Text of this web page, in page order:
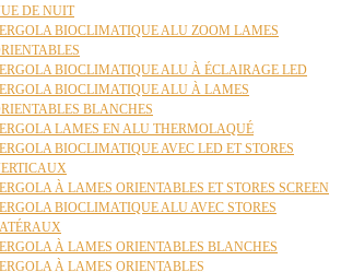
DE NUIT
BIOCLIMATIQUE ALU ZOOM LAMES
BIOCLIMATIQUE ALU À ÉCLAIRAGE LED
BIOCLIMATIQUE ALU À LAMES
BLANCHES
LAMES EN ALU THERMOLAQUÉ
BIOCLIMATIQUE AVEC LED ET STORES
À LAMES ORIENTABLES ET STORES SCREEN
BIOCLIMATIQUE ALU AVEC STORES
À LAMES ORIENTABLES BLANCHES
À LAMES ORIENTABLES